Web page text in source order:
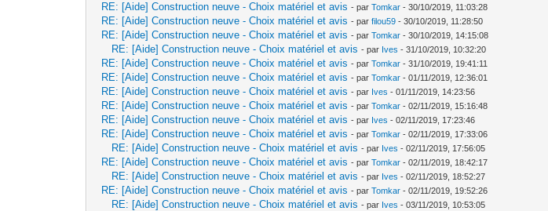
RE: [Aide] Construction neuve - Choix matériel et avis - parTomkar - 30/10/2019, 11:03:28
RE: [Aide] Construction neuve - Choix matériel et avis - parfilou59 - 30/10/2019, 11:28:50
RE: [Aide] Construction neuve - Choix matériel et avis - parTomkar - 30/10/2019, 14:15:08
RE: [Aide] Construction neuve - Choix matériel et avis - par Ives - 31/10/2019, 10:32:20
RE: [Aide] Construction neuve - Choix matériel et avis - parTomkar - 31/10/2019, 19:41:11
RE: [Aide] Construction neuve - Choix matériel et avis - parTomkar - 01/11/2019, 12:36:01
RE: [Aide] Construction neuve - Choix matériel et avis - par Ives - 01/11/2019, 14:23:56
RE: [Aide] Construction neuve - Choix matériel et avis - parTomkar - 02/11/2019, 15:16:48
RE: [Aide] Construction neuve - Choix matériel et avis - par Ives - 02/11/2019, 17:23:46
RE: [Aide] Construction neuve - Choix matériel et avis - parTomkar - 02/11/2019, 17:33:06
RE: [Aide] Construction neuve - Choix matériel et avis - par Ives - 02/11/2019, 17:56:05
RE: [Aide] Construction neuve - Choix matériel et avis - parTomkar - 02/11/2019, 18:42:17
RE: [Aide] Construction neuve - Choix matériel et avis - par Ives - 02/11/2019, 18:52:27
RE: [Aide] Construction neuve - Choix matériel et avis - parTomkar - 02/11/2019, 19:52:26
RE: [Aide] Construction neuve - Choix matériel et avis - par Ives - 03/11/2019, 10:53:05